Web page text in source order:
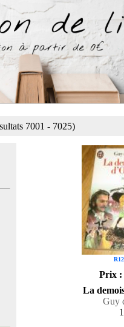
7001 - 7025)
Prix
La
Guy